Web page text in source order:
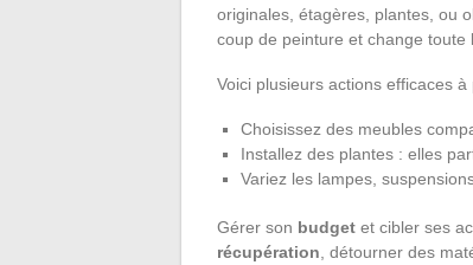
originales, étagères, plantes, ou
coup de peinture et change toute
Voici plusieurs actions efficaces à
Choisissez des meubles
Installez des plantes : elles
Variez les lampes,
Gérer son budget et cibler ses
récupération , détourner des